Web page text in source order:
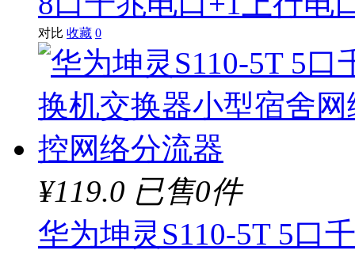
对比 收藏 0
¥119.0 已售0件
华为坤灵S110-5T 5口